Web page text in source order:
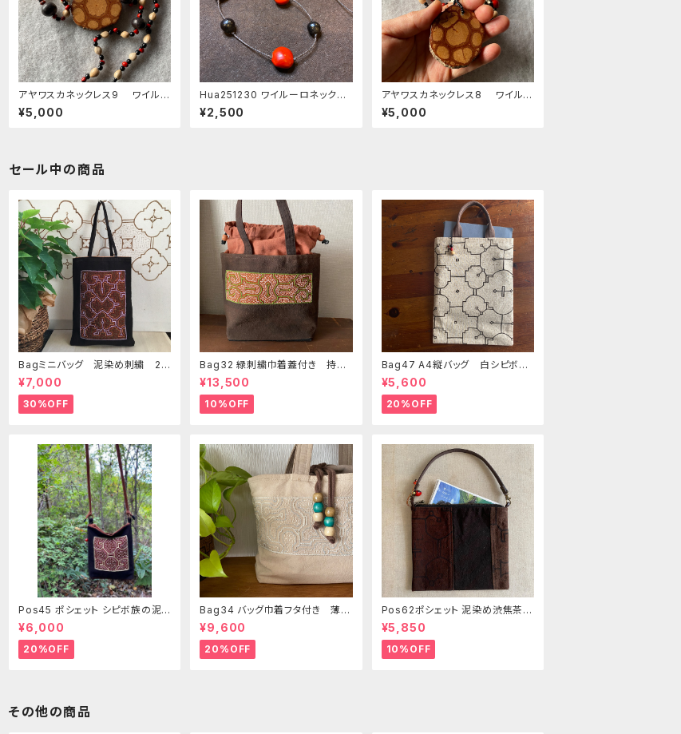
アヤワスカネックレス9 ワイルー
ロ アナコンダ骨 ロサリオ ス
ピリチュアルアクセサリー シピボ
¥5,000
Hua251230 ワイルーロネックレ
ス Mix9
¥2,500
アヤワスカネックレス8 ワイルー
ロ アナコンダ骨 ロサリオ ス
ピリチュアルアクセサリー シピボ
¥5,000
セール中の商品
Bagミニバッグ 泥染め刺繍 20
x28cm iPadケース お出かけバ
ッグ 先住民族 工芸 手刺繍 S
hipibo bag 手仕事
¥7,000
30%OFF
Bag32 緑刺繍巾着蓋付き 持ち
手裏泥染め無地 巾着蓋奄美大
島の車輪梅色 シピボバック
¥13,500
10%OFF
Bag47 A4縦バッグ 白シピボ模
様 シピボ族の泥染め
¥5,600
20%OFF
Pos45 ポシェット シピボ族の泥
染め刺繍のショルダー
¥6,000
20%OFF
Bag34 バッグ巾着フタ付き 薄い
ピンク系ベージュ シピボ族の手刺
繍シャーベットカラー
¥9,600
20%OFF
Pos62ポシェット 泥染め渋焦茶フ
ァスナーポーチ 20x18cm 渋い
泥染めアレンジ 男性用小物入
れ 暇の付け替え可能
¥5,850
10%OFF
その他の商品